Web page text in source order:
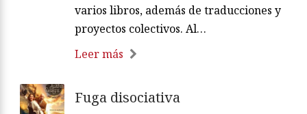
varios libros, además de traducciones y
proyectos colectivos. Al…
Leer más
Fuga disociativa